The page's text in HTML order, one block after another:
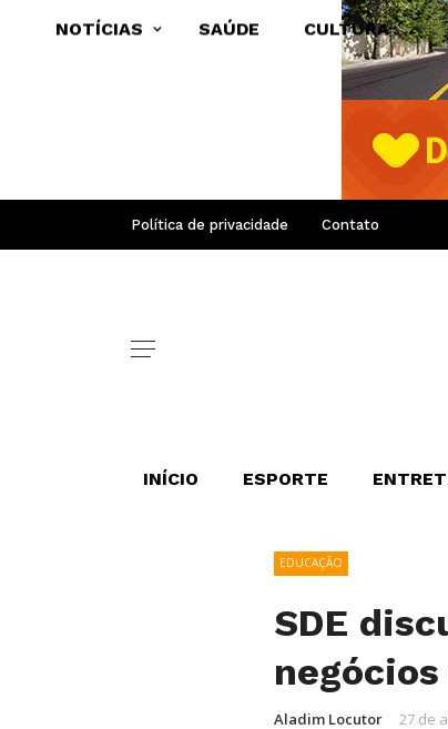
Política de privacidade Contato
INÍCIO ESPORTE
NOTÍCIAS SAÚDE CULTURA
EDUCAÇÃO
SDE
Aladim Locutor 27 de